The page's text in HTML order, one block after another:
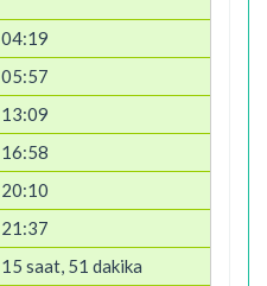
04:19
05:57
13:09
16:58
20:10
21:37
15 saat, 51 dakika